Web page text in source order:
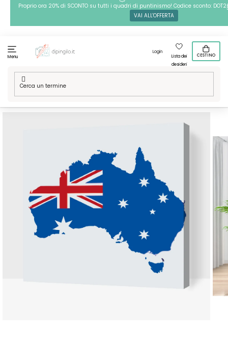
PassaProprio ora 20% di SCONTO su tutti i quadri di puntinismo! Codice sconto:
VAI ALL'OFFERTA
Menu
Login
Lista dei
desideri
CESTINO
Casa
Tecniche / Dipingere con i numeri
numeri – Mappe d’Australia